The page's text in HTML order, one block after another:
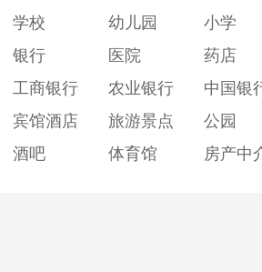
学校
幼儿园 小学
银行
医院 药店
工商银行
农业银行 中国银
宾馆酒店
旅游景点 公园
酒吧
体育馆 房产中